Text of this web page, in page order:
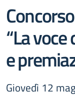
“La
e
Giovedì 12